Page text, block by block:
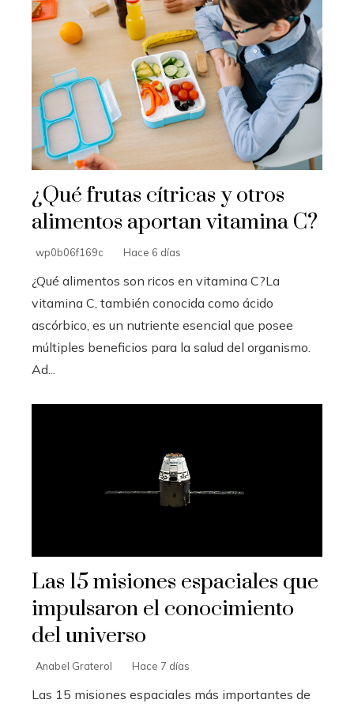
¿Qué frutas cítricas y otros
alimentos aportan vitamina C?
wp0b06f169c Hace 6 días
¿Qué alimentos son ricos en vitamina C?La
vitamina C, también conocida como ácido
ascórbico, es un nutriente esencial que posee
múltiples beneficios para la salud del organismo.
Ad...
Las 15 misiones espaciales que
impulsaron el conocimiento
del universo
Anabel Graterol Hace 7 días
Las 15 misiones espaciales más importantes de